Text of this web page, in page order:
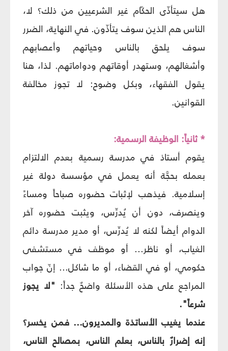
هل سيتأذّى الحكّام غير الشرعيين من ذلك؟ لا،
الناس هم الذين سوف يتأذّون. في النهاية، الضرر
سوف يلحق بالناس وحياتهم وأعصابهم
وأشغالهم، وستهدر أوقاتهم ودواماتهم. لذا، هنا
يقول الفقهاء، وبكل وضوح: لا تجوز مخالفة
القوانين.
* ثانياً: الوظيفة الرسمية:
يقوم أستاذ في مدرسة رسمية بعدم الالتزام
بعمله بحجَّة أنه يعمل في مؤسسة دولة غير
إسلامية. فيذهب لإثبات حضوره صباحاً ومساءً
وينصرف، دون أن يُدرِّس، ويثبت حضوره آخر
الدوام أيضاً لكنه لا يُدرِّس، أو مدير مدرسة دائم
الغياب، أو ناظر... أو موظف في مستشفى
حكومي، أو في القضاء، أو ما شاكل... إنّ جواب
المراجع على هذه الأسئلة واضحٌ جداً: "لا يجوز
شرعاً".
عندما يغيب الأساتذة والمديرون... فمن يخسر؟
إنه إضرارٌ بالناس، بعلم الناس، بمصالح الناس،